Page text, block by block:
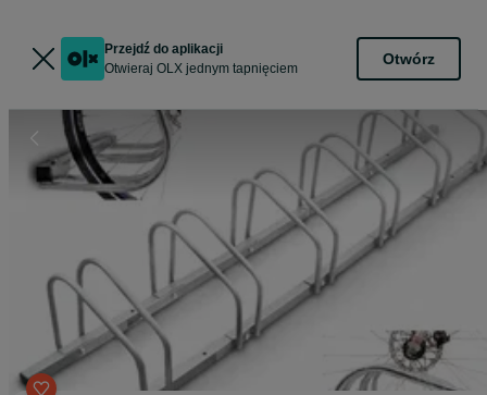
Przejdź do aplikacji
Otwieraj OLX jednym tapnięciem
Otwórz